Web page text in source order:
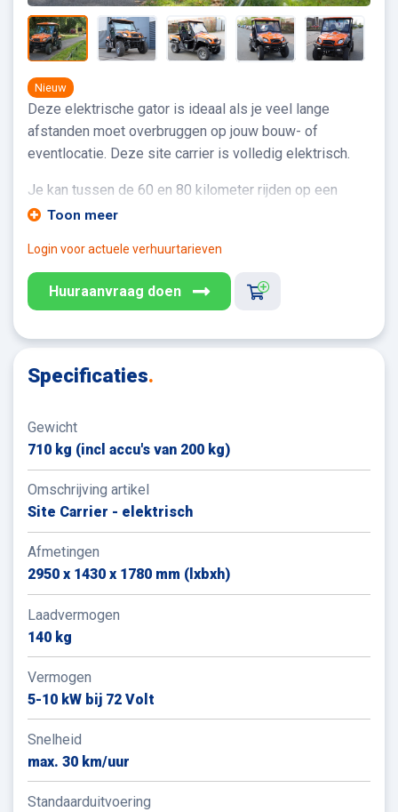
Nieuw
Deze elektrische gator is ideaal als je veel lange
afstanden moet overbruggen op jouw bouw- of
eventlocatie. Deze site carrier is volledig elektrisch.
Je kan tussen de 60 en 80 kilometer rijden op een
volle accu. De gator heeft twee zitplaatsen en een
De site carrier behaalt 35 kilometer per uur. De gator is
voorzien van een dak, elektrische verlichting en een
voorruit met ruitenwissers en kan uitgebreid worden
Rijbewijs-B verplicht!
Toon meer
Login voor actuele verhuurtarieven
Huuraanvraag doen
Specificaties.
Gewicht
710 kg (incl accu's van 200 kg)
Omschrijving artikel
Site Carrier - elektrisch
Afmetingen
2950 x 1430 x 1780 mm (lxbxh)
Laadvermogen
140 kg
Vermogen
5-10 kW bij 72 Volt
Snelheid
max. 30 km/uur
Standaarduitvoering